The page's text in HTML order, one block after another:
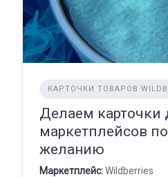
КАРТОЧКИ ТОВАРОВ
Делаем карточки
маркетплейсов
желанию
Маркетплейс:Wildberries